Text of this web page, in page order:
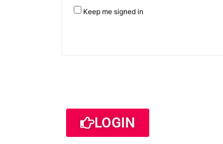
Keep me signed in
LOGIN